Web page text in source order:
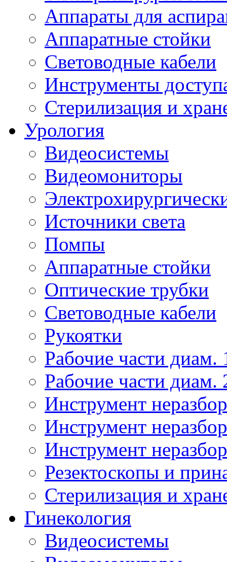
Аппараты для
Аппаратные стойки
Световодные кабели
Инструменты
Стерилизация и
Урология
Видеосистемы
Видеомониторы
Источники света
Помпы
Аппаратные стойки
Оптические трубки
Световодные кабели
Рукоятки
Рабочие части
Рабочие части
Инструмент
Инструмент
Инструмент
Резектоскопы и
Стерилизация и
Гинекология
Видеосистемы